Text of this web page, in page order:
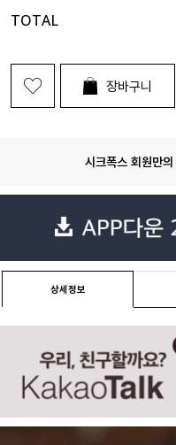
TOTAL
장바구니
시크폭스 회원만의
상세정보